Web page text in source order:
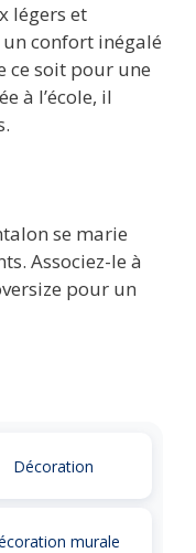
légers et
confort inégalé
ce soit pour une
à l’école, il
se marie
Associez-le à
pour un
Décoration
murale